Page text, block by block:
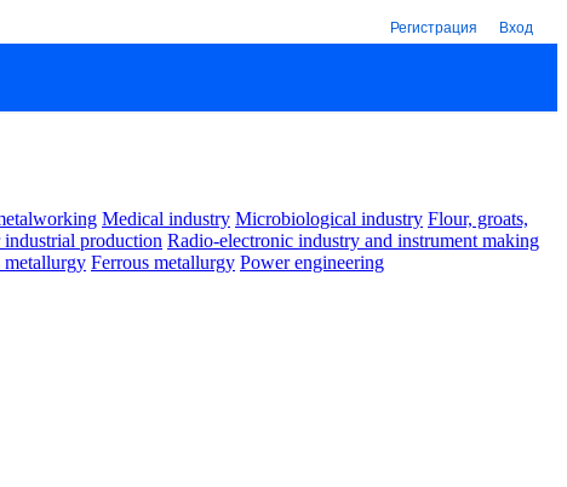
Регистрация Вход
Medical industry Microbiological industry Flour, groats,
industrial production Radio-electronic industry and instrument making
Ferrous metallurgy Power engineering